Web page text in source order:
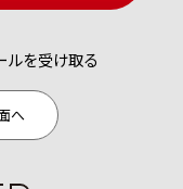
ルを受け取る
へ